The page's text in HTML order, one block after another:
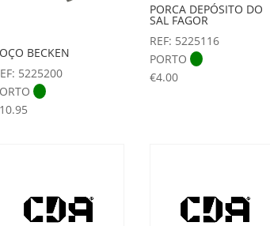
BECKEN
5225200
10.95
PORCA DEPÓSITO DO
SAL FAGOR
REF: 5225116
PORTO
€4.00